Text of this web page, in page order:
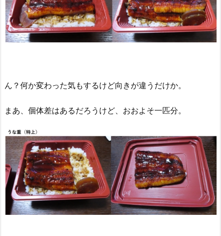
ん？何か変わった気もするけど向きが違うだけか。
まあ、個体差はあるだろうけど、おおよそ一匹分。